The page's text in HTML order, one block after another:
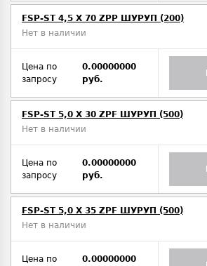
FSP-ST 4,5 X 70 ZPP ШУРУП (200)
Нет в наличии
Цена по
запросу
0.00000000
руб.
FSP-ST 5,0 X 30 ZPF ШУРУП (500)
Нет в наличии
Цена по
запросу
0.00000000
руб.
FSP-ST 5,0 X 35 ZPF ШУРУП (500)
Нет в наличии
Цена по
0.00000000